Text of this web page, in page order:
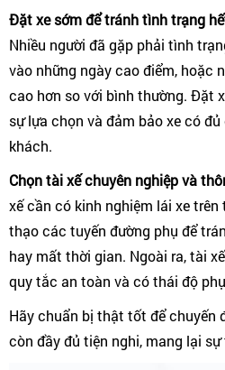
Đặt xe sớm để tránh tình trạng
Nhiều người đã gặp phải tình
vào những ngày cao điểm, hoặc
cao hơn so với bình thường. Đặt
sự lựa chọn và đảm bảo xe có
khách.
Chọn tài xế chuyên nghiệp và
xế cần có kinh nghiệm lái xe
thạo các tuyến đường phụ để
hay mất thời gian. Ngoài ra, tài
quy tắc an toàn và có thái độ
Hãy chuẩn bị thật tốt để chuyến
còn đầy đủ tiện nghi, mang lại